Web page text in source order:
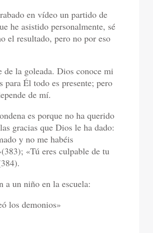
en vídeo un partido de
he asistido personalmente, sé
el resultado, pero no por eso
de la goleada. Dios conoce mi
para Él todo es presente; pero
de mí.
es porque no ha querido
gracias que Dios le ha dado:
y no me habéis
«Tú eres culpable de tu
a un niño en la escuela:
los demonios»